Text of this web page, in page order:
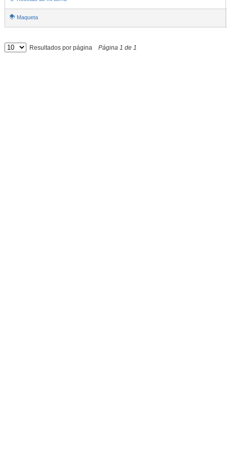
Maqueta
Resultados por página Página 1 de 1